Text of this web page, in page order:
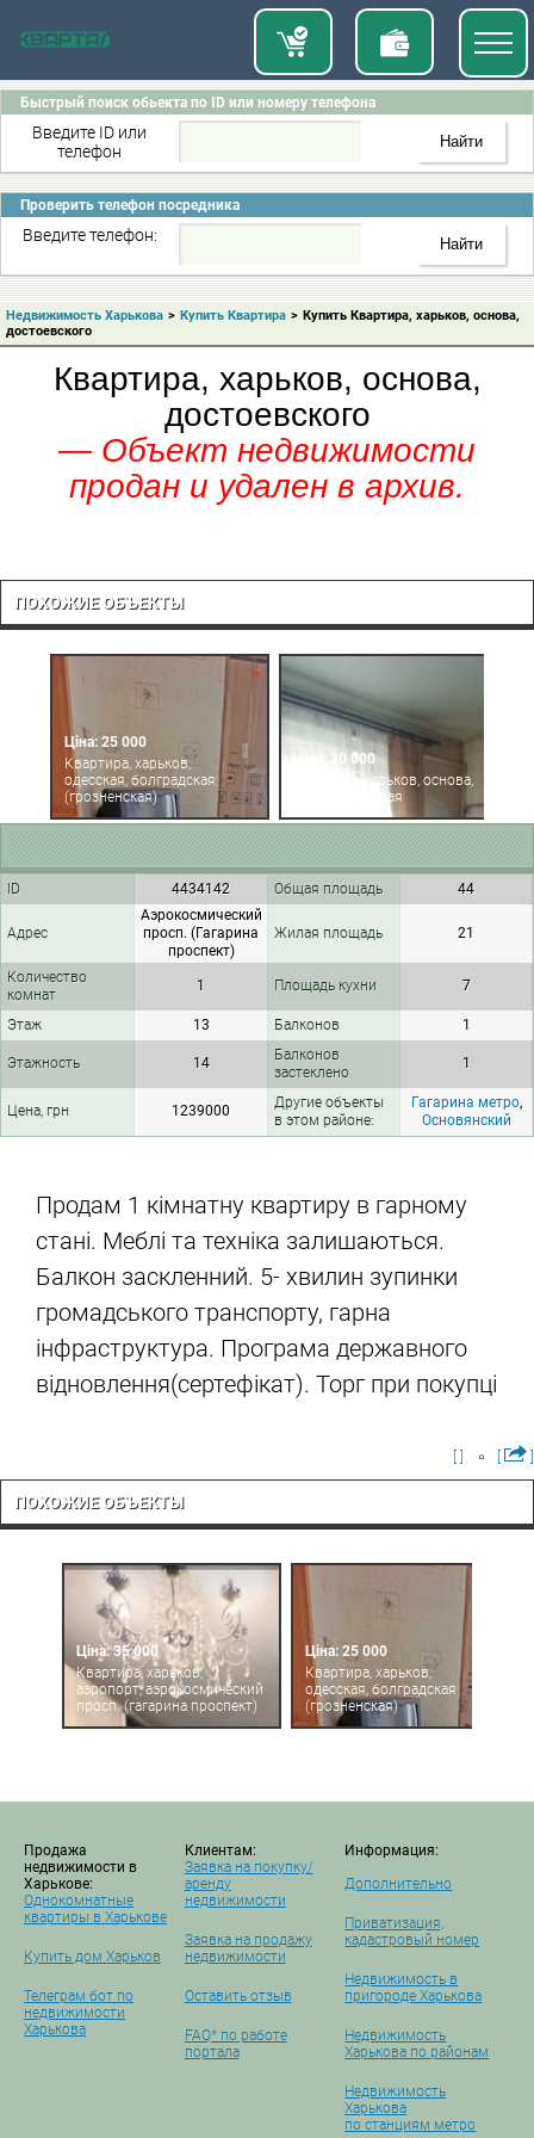
Быстрый поиск обьекта по ID или номеру телефона
Введите ID или
телефон
Проверить телефон посредника
Введите телефон:
Недвижимость Харькова > Купить Квартира > Купить Квартира, харьков, основа,
достоевского
Квартира, харьков, основа,
достоевского
— Объект недвижимости
продан и удален в архив.
ПОХОЖИЕ ОБЪЕКТЫ
Ціна: 25 000
Квартира, харьков,
одесская, болградская
(грозненская)
Ціна: 20 000
Квартира, харьков, основа,
южнопроектная
ID 4434142 Общая площадь 44
Адрес
Аэрокосмический
просп. (Гагарина
проспект)
Жилая площадь 21
Количество
комнат
1 Площадь кухни 7
Этаж 13 Балконов 1
Этажность 14
Балконов
застеклено
1
Цена, грн 1239000
Другие объекты
в этом районе:
Гагарина метро,
Основянский
Продам 1 кімнатну квартиру в гарному
стані. Меблі та техніка залишаються.
Балкон заскленний. 5- хвилин зупинки
громадського транспорту, гарна
інфраструктура. Програма державного
відновлення(сертефікат). Торг при покупці
ПОХОЖИЕ ОБЪЕКТЫ
Ціна: 35 000
Квартира, харьков,
аэропорт, аэрокосмический
просп. (гагарина проспект)
Ціна: 25 000
Квартира, харьков,
одесская, болградская
(грозненская)
Продажа
недвижимости в
Харькове:
Однокомнатные
квартиры в Харькове
Купить дом Харьков
Телеграм бот по
недвижимости
Харькова
Клиентам:
Заявка на покупку/
аренду
недвижимости
Заявка на продажу
недвижимости
Оставить отзыв
FAQ* по работе
портала
Информация:
Дополнительно
Приватизация,
кадастровый номер
Недвижимость в
пригороде Харькова
Недвижимость
Харькова по районам
Недвижимость
Харькова
по станциям метро